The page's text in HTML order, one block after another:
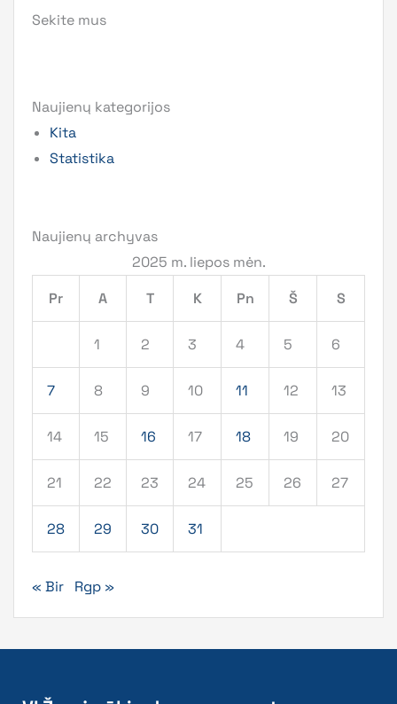
Sekite mus
Naujienų kategorijos
Kita
Statistika
Naujienų archyvas
2025 m. liepos mėn.
Pr
A T K Pn Š S
1 2 3 4 5 6
7 8 9 10 11 12 13
14 15 16 17 18 19 20
21 22 23 24 25 26 27
28 29 30 31
« Bir Rgp »